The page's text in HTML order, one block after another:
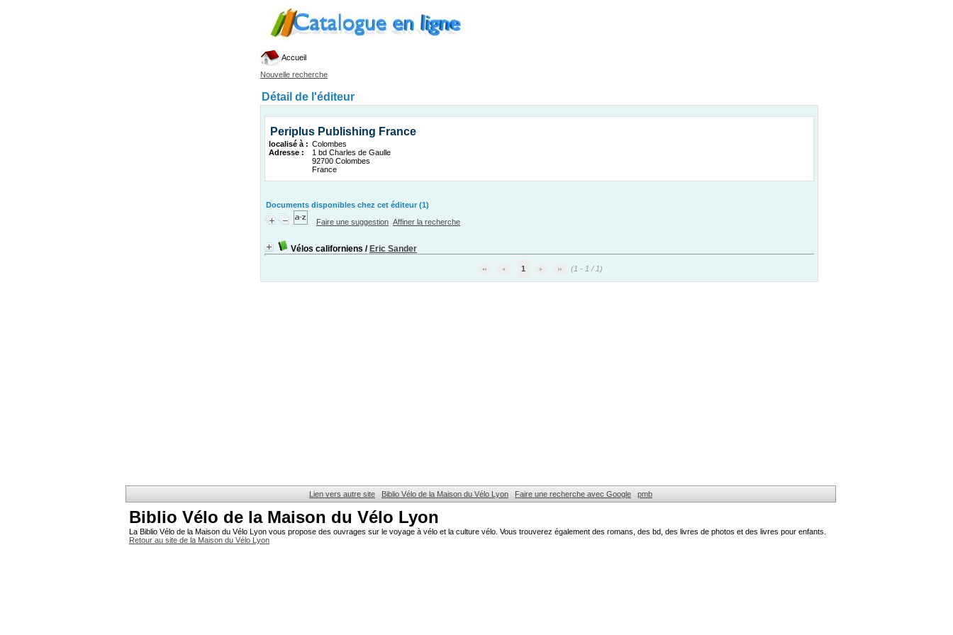
Accueil
Nouvelle recherche
Détail de l'éditeur
Periplus Publishing France
localisé à : Colombes
Adresse :
1 bd Charles de Gaulle
92700 Colombes
France
Documents disponibles chez cet éditeur (1)
Faire une suggestion Affiner la recherche
Vélos californiens / Eric Sander
1 (1 - 1 / 1)
Lien vers autre site Biblio Vélo de la Maison du Vélo Lyon Faire une recherche avec Google pmb
Biblio Vélo de la Maison du Vélo Lyon
La Biblio Vélo de la Maison du Vélo Lyon vous propose des ouvrages sur le voyage à vélo et la culture vélo. Vous trouverez également des romans, des bd, des livres de photos et des livres pour enfants.
Retour au site de la Maison du Vélo Lyon